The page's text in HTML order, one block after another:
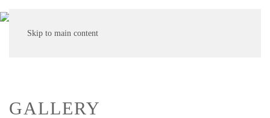
Skip to main content
GALLERY